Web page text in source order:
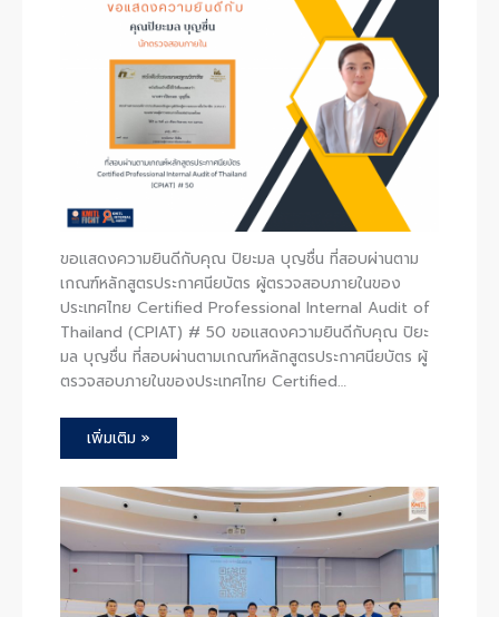
ขอแสดงความยินดีกับคุณ ปิยะมล บุญชื่น ที่สอบผ่านตาม
เกณฑ์หลักสูตรประกาศนียบัตร ผู้ตรวจสอบภายในของ
ประเทศไทย Certified Professional Internal Audit of
Thailand (CPIAT) # 50 ขอแสดงความยินดีกับคุณ ปิยะ
มล บุญชื่น ที่สอบผ่านตามเกณฑ์หลักสูตรประกาศนียบัตร ผู้
ตรวจสอบภายในของประเทศไทย Certified…
เพิ่มเติม »